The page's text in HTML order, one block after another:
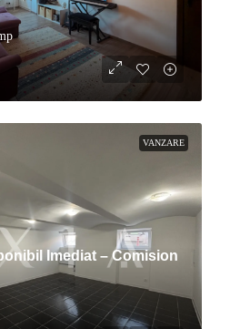
VANZARE
Imediat – Comision